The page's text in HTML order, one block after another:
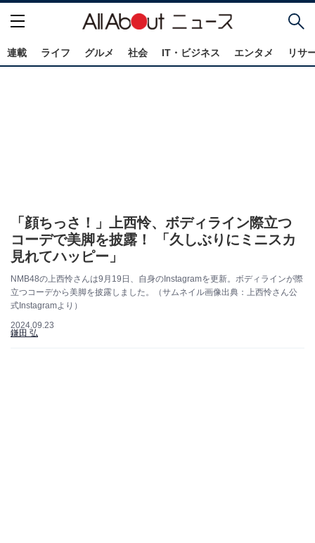
連載 ライフ グルメ 社会 IT・ビジネス エンタメ リサ
「顔ちっさ！」上西怜、ボディライン際立つ
コーデで美脚を披露！ 「久しぶりにミニスカ
見れてハッピー」
NMB48の上西怜さんは9月19日、自身のInstagramを更新。ボディラインが際
立つコーデから美脚を披露しました。（サムネイル画像出典：上西怜さん公
式Instagramより）
2024.09.23
鎌田 弘